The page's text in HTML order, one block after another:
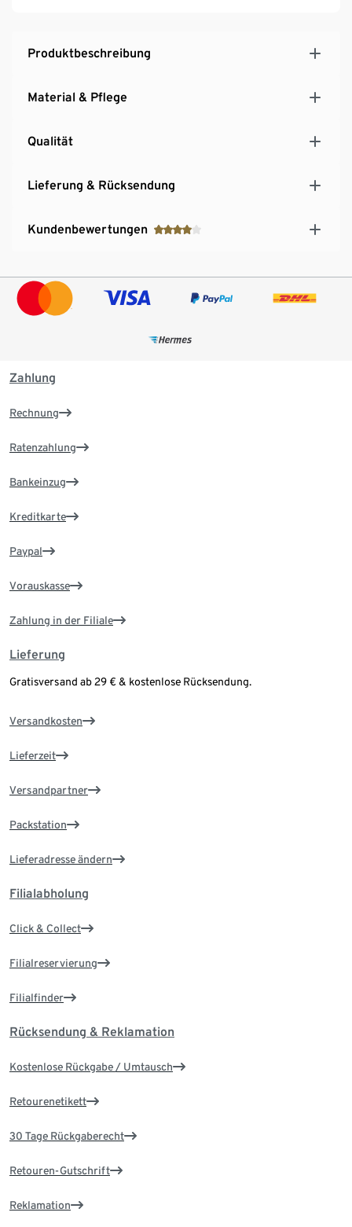
Produktbeschreibung
Material & Pflege
Qualität
Lieferung & Rücksendung
Kundenbewertungen
Zahlung
Rechnung
Ratenzahlung
Bankeinzug
Kreditkarte
Paypal
Vorauskasse
Zahlung in der Filiale
Lieferung
Gratisversand ab 29 € & kostenlose Rücksendung.
Versandkosten
Lieferzeit
Versandpartner
Packstation
Lieferadresse ändern
Filialabholung
Click & Collect
Filialreservierung
Filialfinder
Rücksendung & Reklamation
Kostenlose Rückgabe / Umtausch
Retourenetikett
30 Tage Rückgaberecht
Retouren-Gutschrift
Reklamation